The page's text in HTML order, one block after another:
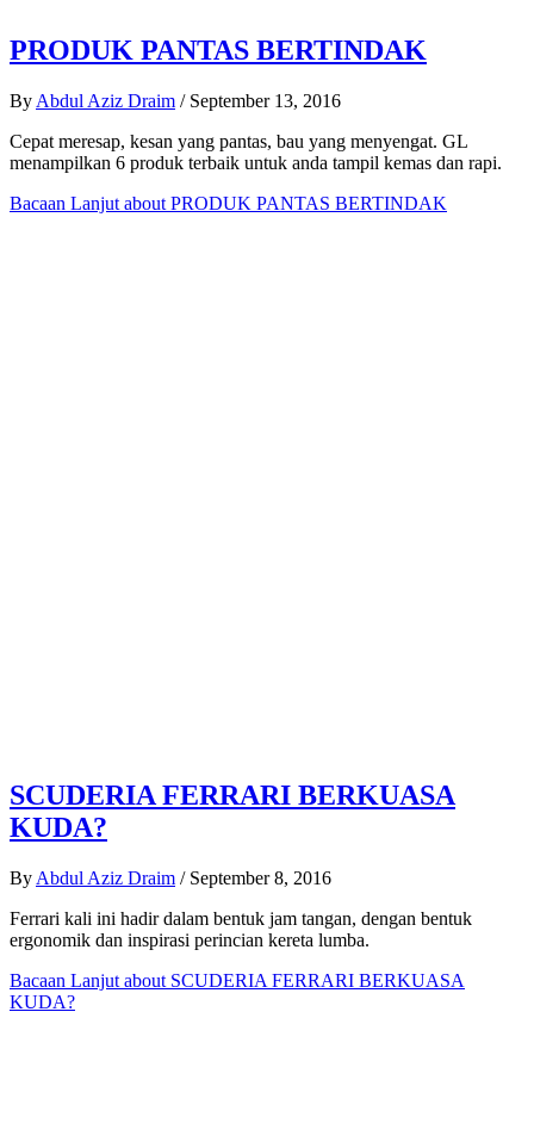
PRODUK PANTAS BERTINDAK
By Abdul Aziz Draim / September 13, 2016
Cepat meresap, kesan yang pantas, bau yang menyengat. GL
menampilkan 6 produk terbaik untuk anda tampil kemas dan rapi.
Bacaan Lanjut about PRODUK PANTAS BERTINDAK
SCUDERIA FERRARI BERKUASA
KUDA?
By Abdul Aziz Draim / September 8, 2016
Ferrari kali ini hadir dalam bentuk jam tangan, dengan bentuk
ergonomik dan inspirasi perincian kereta lumba.
Bacaan Lanjut about SCUDERIA FERRARI BERKUASA
KUDA?